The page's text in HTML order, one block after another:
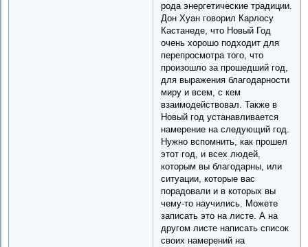
рода энергетические традиции.
Дон Хуан говорил Карлосу
Кастанеде, что Новый Год
очень хорошо подходит для
перепросмотра того, что
произошло за прошедший год,
для выражения благодарности
миру и всем, с кем
взаимодействовал. Также в
Новый год устанавливается
намерение на следующий год.
Нужно вспомнить, как прошел
этот год, и всех людей,
которым вы благодарны, или
ситуации, которые вас
порадовали и в которых вы
чему-то научились. Можете
записать это на листе. А на
другом листе написать список
своих намерений на